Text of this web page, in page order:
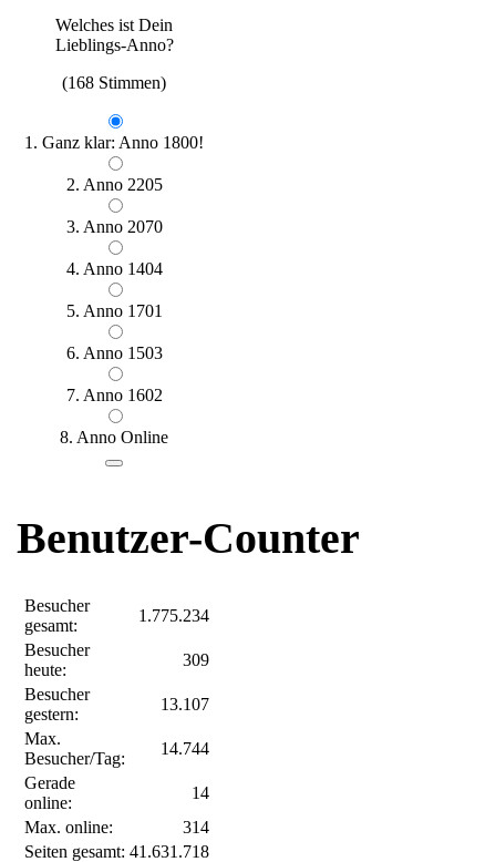
Welches ist Dein
Lieblings-Anno?
(168 Stimmen)
1. Ganz klar: Anno 1800!
2. Anno 2205
3. Anno 2070
4. Anno 1404
5. Anno 1701
6. Anno 1503
7. Anno 1602
8. Anno Online
Benutzer-Counter
Besucher
gesamt:
1.775.234
Besucher
heute:
309
Besucher
gestern:
13.107
Max.
Besucher/Tag:
14.744
Gerade
online:
14
Max. online:
314
Seiten gesamt: 41.631.718